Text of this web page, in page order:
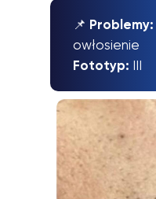
📌 Problemy:
owłosienie
Fototyp: III